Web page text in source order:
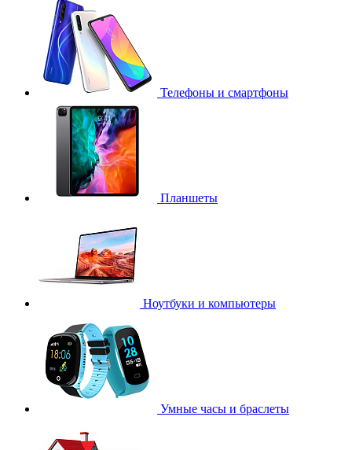
Телефоны и смартфоны
Планшеты
Ноутбуки и компьютеры
Умные часы и браслеты